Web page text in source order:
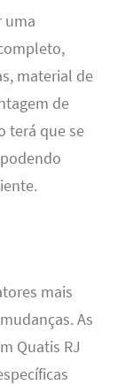
uma
material de
de
terá que se
mais
As
Quatis RJ